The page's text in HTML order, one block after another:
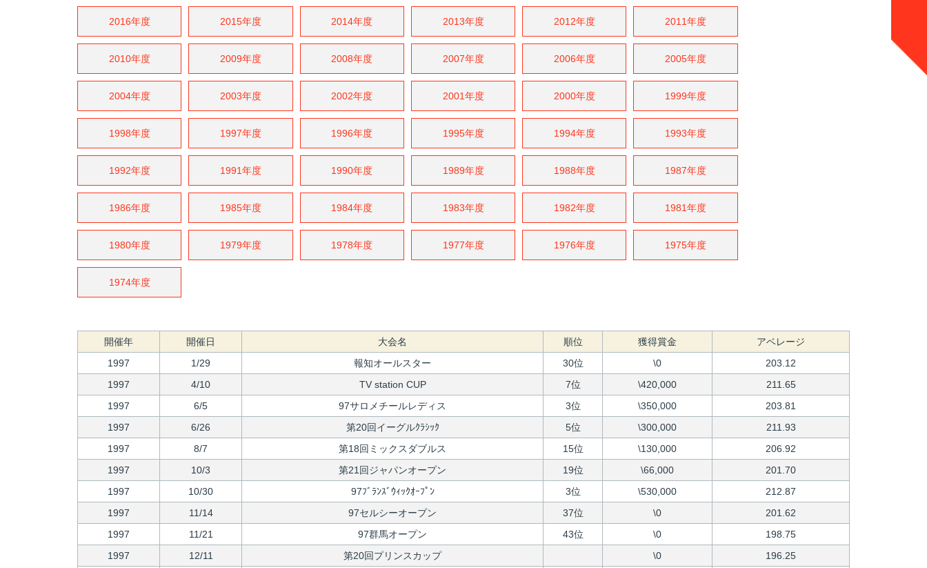
2016年度 2015年度 2014年度 2013年度 2012年度 2011年度
2010年度 2009年度 2008年度 2007年度 2006年度 2005年度
2004年度 2003年度 2002年度 2001年度 2000年度 1999年度
1998年度 1997年度 1996年度 1995年度 1994年度 1993年度
1992年度 1991年度 1990年度 1989年度 1988年度 1987年度
1986年度 1985年度 1984年度 1983年度 1982年度 1981年度
1980年度 1979年度 1978年度 1977年度 1976年度 1975年度
1974年度
開催年 開催日 大会名 順位 獲得賞金
アベレージ
1997
1/29 報知オールスター 30位 \0
203.12
1997
4/10 TV station CUP 7位 \420,000
211.65
1997
6/5 97サロメチールレディス 3位 \350,000
203.81
1997
6/26 第20回イーグルｸﾗｼｯｸ 5位 \300,000
211.93
1997
8/7 第18回ミックスダブルス 15位 \130,000
206.92
1997
10/3 第21回ジャパンオープン 19位 \66,000
201.70
1997
10/30 97ﾌﾞﾗﾝｽﾞｳｨｯｸｵｰﾌﾟﾝ 3位 \530,000
212.87
1997
11/14 97セルシーオープン 37位 \0
201.62
1997
11/21 97群馬オープン 43位 \0
198.75
1997
12/11 第20回プリンスカップ \0
196.25